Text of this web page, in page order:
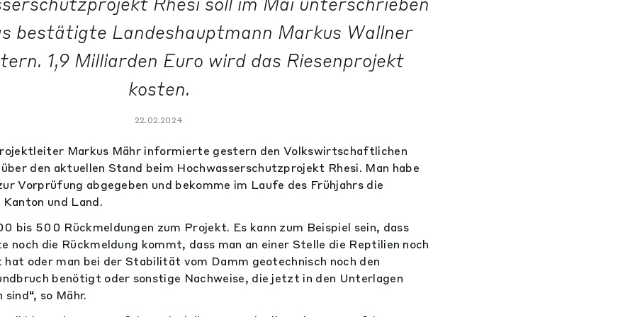
bestätigte Landeshauptmann Markus Wallner
1,9 Milliarden Euro wird das Riesenprojekt
kosten.
22.02.2024
Markus Mähr informierte gestern den Volkswirtschaftlichen
den aktuellen Stand beim Hochwasserschutzprojekt Rhesi. Man habe
Vorprüfung abgegeben und bekomme im Laufe des Frühjahrs die
und Land.
bis 500 Rückmeldungen zum Projekt. Es kann zum Beispiel sein, dass
noch die Rückmeldung kommt, dass man an einer Stelle die Reptilien noch
oder man bei der Stabilität vom Damm geotechnisch noch den
benötigt oder sonstige Nachweise, die jetzt in den Unterlagen
so Mähr.